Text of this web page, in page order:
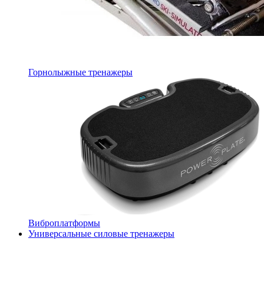
Горнолыжные тренажеры
Виброплатформы
Универсальные силовые тренажеры